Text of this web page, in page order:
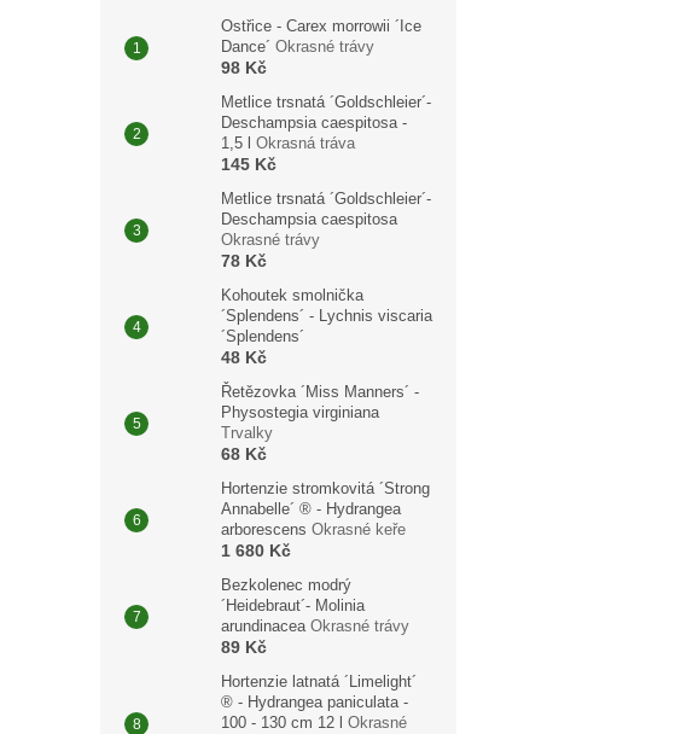
Ostřice - Carex morrowii ´Ice
Dance´ Okrasné trávy
98 Kč
Metlice trsnatá ´Goldschleier´-
Deschampsia caespitosa -
1,5 l Okrasná tráva
145 Kč
Metlice trsnatá ´Goldschleier´-
Deschampsia caespitosa
Okrasné trávy
78 Kč
Kohoutek smolnička
´Splendens´ - Lychnis viscaria
´Splendens´
48 Kč
Řetězovka ´Miss Manners´ -
Physostegia virginiana
Trvalky
68 Kč
Hortenzie stromkovitá ´Strong
Annabelle´ ® - Hydrangea
arborescens Okrasné keře
1 680 Kč
Bezkolenec modrý
´Heidebraut´- Molinia
arundinacea Okrasné trávy
89 Kč
Hortenzie latnatá ´Limelight´
® - Hydrangea paniculata -
100 - 130 cm 12 l Okrasné